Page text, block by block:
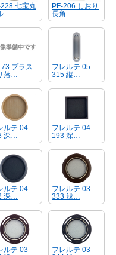
228 七宝丸
…
PF-206 しおり
長角 …
73 プラス
落…
フレルテ 05‐
315 縦…
ルテ 04‐
深…
フレルテ 04‐
193 深…
ルテ 04‐
深…
フレルテ 03‐
333 浅…
ルテ 03‐
フレルテ 03‐